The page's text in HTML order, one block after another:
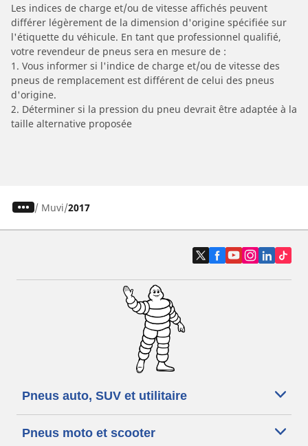
Les indices de charge et/ou de vitesse affichés peuvent
différer légèrement de la dimension d'origine spécifiée sur
l'étiquette du véhicule. En tant que professionnel qualifié,
votre revendeur de pneus sera en mesure de :
1. Vous informer si l'indice de charge et/ou de vitesse des
pneus de remplacement est différent de celui des pneus
d'origine.
2. Déterminer si la pression du pneu devrait être adaptée à la
taille alternative proposée
/ Muvi 2017
Pneus auto, SUV et utilitaire
Pneus moto et scooter